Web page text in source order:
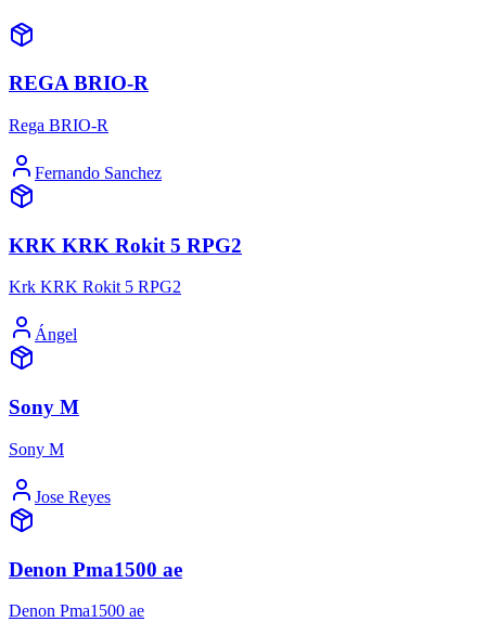
REGA BRIO-R
Rega BRIO-R
Fernando Sanchez
KRK KRK Rokit 5 RPG2
Krk KRK Rokit 5 RPG2
Ángel
Sony M
Sony M
Jose Reyes
Denon Pma1500 ae
Denon Pma1500 ae